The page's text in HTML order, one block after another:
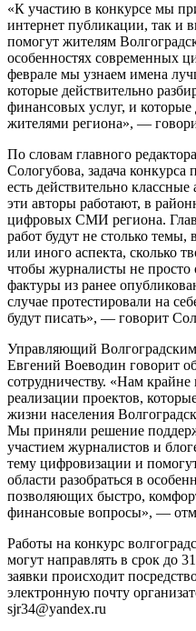
«К участию в конкурсе мы
интернет публикации, так и
помогут жителям
особенностях современных
феврале мы узнаем имена
которые действительно
финансовых услуг, и которые
жителями региона», —
По словам главного
Сологубова, задача конкурса
есть действительно
эти авторы работают, в
цифровых СМИ региона.
работ будут не столько
или иного аспекта, сколько
чтобы журналисты не
фактуры из ранее
случае протестировали на
будут писать», — говорит
Управляющий
Евгений Воеводин говорит
сотрудничеству. «Нам
реализации проектов,
жизни населения
Мы приняли решение
участием журналистов и
тему цифровизации и
области разобраться в
позволяющих быстро,
финансовые вопросы», —
Работы на конкурс
могут направлять в срок до
заявки происходит
электронную почту
sjr34@yandex.ru